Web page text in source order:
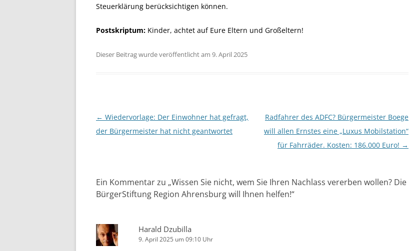
Steuerklärung berücksichtigen können.
Postskriptum: Kinder, achtet auf Eure Eltern und Großeltern!
Dieser Beitrag wurde veröffentlicht am 9. April 2025
Beitragsnavigation
← Wiedervorlage: Der Einwohner hat gefragt,
der Bürgermeister hat nicht geantwortet
Radfahrer des ADFC? Bürgermeister Boege
will allen Ernstes eine „Luxus Mobilstation“
für Fahrräder. Kosten: 186.000 Euro! →
Ein Kommentar zu „Wissen Sie nicht, wem Sie Ihren Nachlass vererben wollen? Die
BürgerStiftung Region Ahrensburg will Ihnen helfen!“
Harald Dzubilla
9. April 2025 um 09:10 Uhr